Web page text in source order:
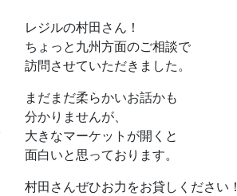
レジルの村田さん！
ちょっと九州方面のご相談で
訪問させていただきました。
まだまだ柔らかいお話かも
分かりませんが、
大きなマーケットが開くと
面白いと思っております。
村田さんぜひお力をお貸しください！